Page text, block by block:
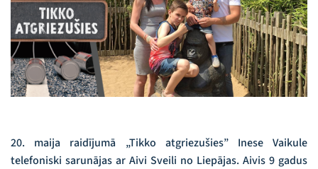
20. maija raidījumā „Tikko atgriezušies” Inese Vaikule
telefoniski sarunājas ar Aivi Sveili no Liepājas. Aivis 9 gadus